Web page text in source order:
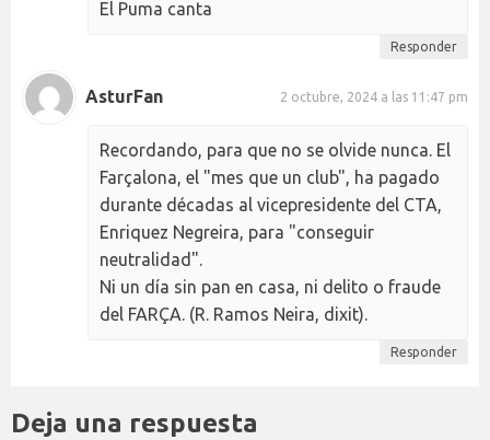
El Puma canta
Responder
AsturFan 2 octubre, 2024 a las 11:47 pm
Recordando, para que no se olvide nunca. El
Farçalona, el "mes que un club", ha pagado
durante décadas al vicepresidente del CTA,
Enriquez Negreira, para "conseguir
neutralidad".
Ni un día sin pan en casa, ni delito o fraude
del FARÇA. (R. Ramos Neira, dixit).
Responder
Deja una respuesta